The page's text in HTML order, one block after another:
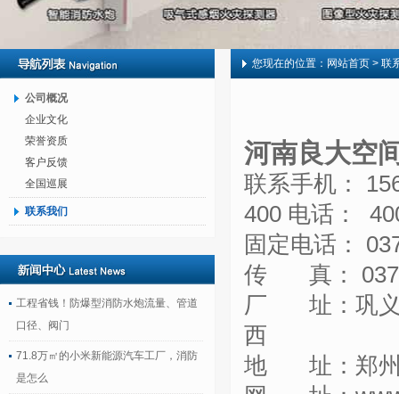
公司概况
企业文化
荣誉资质
客户反馈
全国巡展
联系我们
工程省钱！防爆型消防水炮流量、管道
口径、阀门
71.8万㎡的小米新能源汽车工厂，消防
是怎么
您现在的位置： 网站首页 > 联
河南良大空
联系手机：
400 电话：
固定电话：
传 真：
厂 址：巩义
西
地 址：郑州